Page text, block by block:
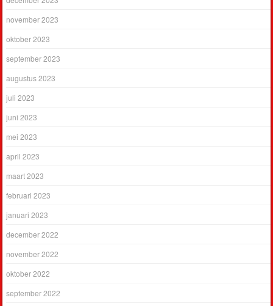
november 2023
oktober 2023
september 2023
augustus 2023
juli 2023
juni 2023
mei 2023
april 2023
maart 2023
februari 2023
januari 2023
december 2022
november 2022
oktober 2022
september 2022